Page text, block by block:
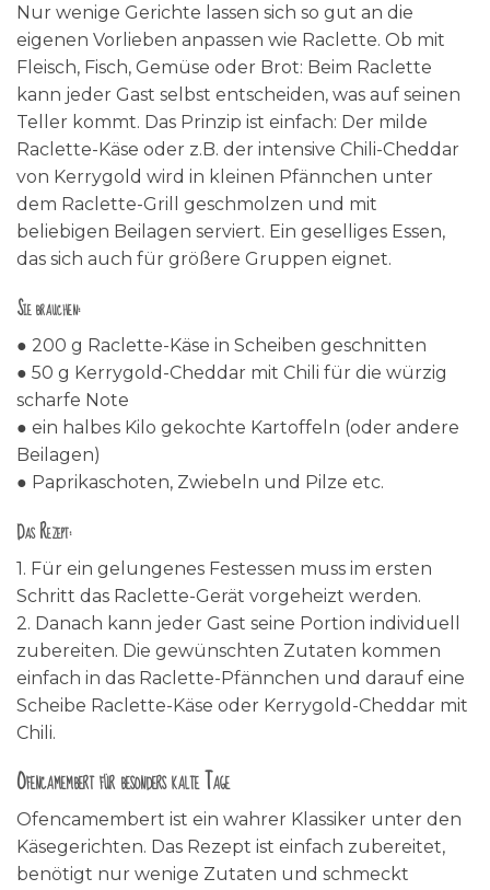
Nur wenige Gerichte lassen sich so gut an die
eigenen Vorlieben anpassen wie Raclette. Ob mit
Fleisch, Fisch, Gemüse oder Brot: Beim Raclette
kann jeder Gast selbst entscheiden, was auf seinen
Teller kommt. Das Prinzip ist einfach: Der milde
Raclette-Käse oder z.B. der intensive Chili-Cheddar
von Kerrygold wird in kleinen Pfännchen unter
dem Raclette-Grill geschmolzen und mit
beliebigen Beilagen serviert. Ein geselliges Essen,
das sich auch für größere Gruppen eignet.
Sie brauchen:
● 200 g Raclette-Käse in Scheiben geschnitten
● 50 g Kerrygold-Cheddar mit Chili für die würzig
scharfe Note
● ein halbes Kilo gekochte Kartoffeln (oder andere
Beilagen)
● Paprikaschoten, Zwiebeln und Pilze etc.
Das Rezept:
1. Für ein gelungenes Festessen muss im ersten
Schritt das Raclette-Gerät vorgeheizt werden.
2. Danach kann jeder Gast seine Portion individuell
zubereiten. Die gewünschten Zutaten kommen
einfach in das Raclette-Pfännchen und darauf eine
Scheibe Raclette-Käse oder Kerrygold-Cheddar mit
Chili.
Ofencamembert für besonders kalte Tage
Ofencamembert ist ein wahrer Klassiker unter den
Käsegerichten. Das Rezept ist einfach zubereitet,
benötigt nur wenige Zutaten und schmeckt